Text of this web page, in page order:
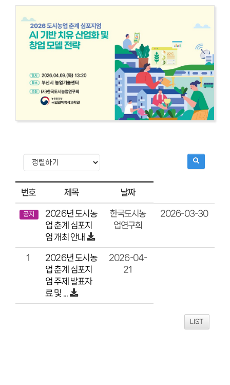
번호 제목 날짜
공지 2026년 도시농
업 춘계 심포지
엄 개최 안내
한국도시농
업연구회
2026-03-30
1 2026년 도시농
업 춘계 심포지
엄 주제 발표자
료 및 ...
2026-04-
21
LIST